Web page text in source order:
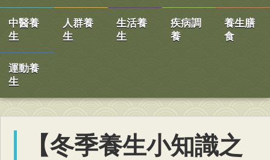
中醫養
生
人群養
生
生活養
生
疾病調
養
養生膳
食
運動養
生
【冬季養生小知識之